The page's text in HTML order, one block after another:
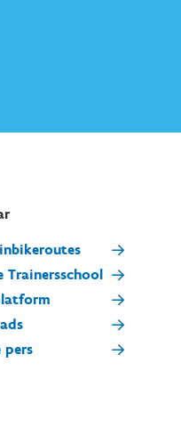
Trainersschool
pers